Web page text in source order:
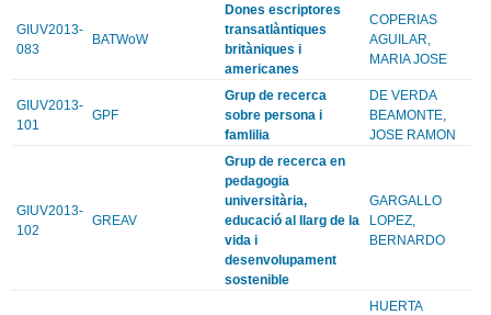
GIUV2013-
083
BATWoW
Dones escriptores
transatlàntiques
britàniques i
americanes
COPERIAS
AGUILAR,
MARIA JOSE
GIUV2013-
101
GPF
Grup de recerca
sobre persona i
famlilia
DE VERDA
BEAMONTE,
JOSE RAMON
GIUV2013-
102
GREAV
Grup de recerca en
pedagogia
universitària,
educació al llarg de la
vida i
desenvolupament
sostenible
GARGALLO
LOPEZ,
BERNARDO
HUERTA